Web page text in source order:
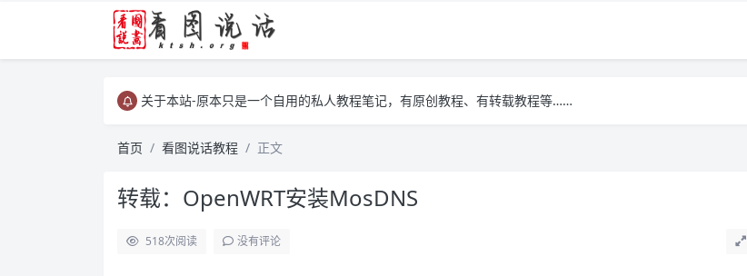
关于本站-原本只是一个自用的私人教程笔记，有原创教程、有转载教程等……
首页
看图说话教程 正文
转载：OpenWRT安装MosDNS
518次阅读 没有评论